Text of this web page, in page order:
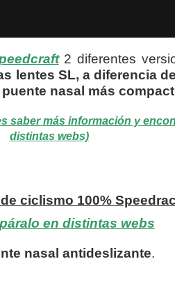
2 diferentes
lentes SL, a diferencia
nasal más
saber más información y
distintas webs)
ciclismo 100%
en distintas webs
nasal antideslizante.